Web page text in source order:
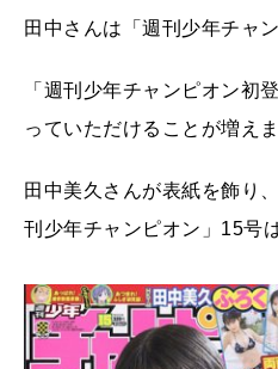
田中さんは「週刊少年チャ
「週刊少年チャンピオン
っていただけることが増え
田中美久さんが表紙を飾り
刊少年チャンピオン」15号